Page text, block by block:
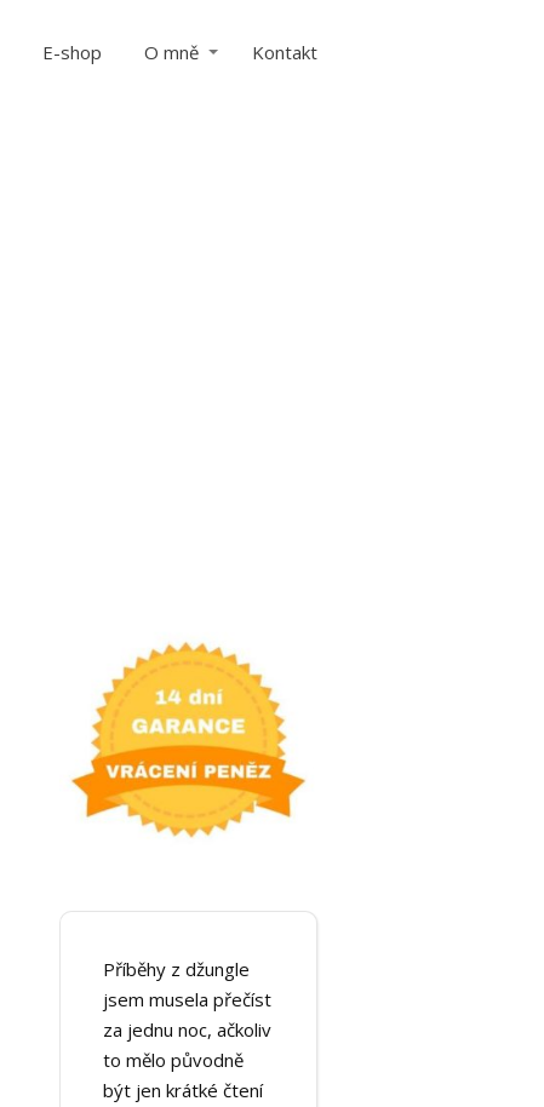
E-shop O mně Kontakt
Příběhy z džungle
jsem musela přečíst
za jednu noc, ačkoliv
to mělo původně
být jen krátké čtení